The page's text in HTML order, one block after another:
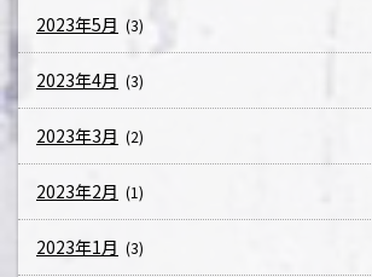
2023年5月 (3)
2023年4月 (3)
2023年3月 (2)
2023年2月 (1)
2023年1月 (3)